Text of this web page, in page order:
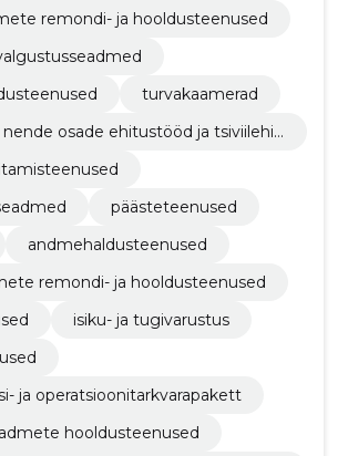
remondi- ja hooldusteenused
turvakaamerad
osade ehitustööd ja tsiviilehit
päästeteenused
andmehaldusteenused
remondi- ja hooldusteenused
isiku- ja tugivarustus
ja operatsioonitarkvarapakett
hooldusteenused